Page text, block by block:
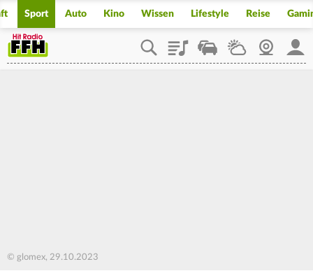
Sport Auto Kino Wissen Lifestyle Reise
PlaylistStaupilotWetterWebcam
© glomex, 29.10.2023